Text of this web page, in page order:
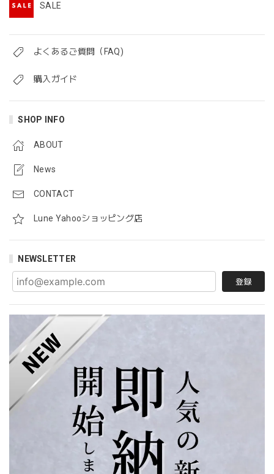
SALE
よくあるご質問（FAQ)
購入ガイド
SHOP INFO
ABOUT
News
CONTACT
Lune Yahooショッピング店
NEWSLETTER
登録